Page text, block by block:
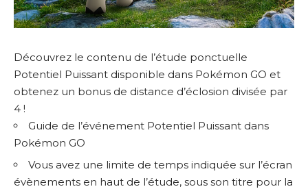
Découvrez le contenu de l’étude ponctuelle
Potentiel Puissant disponible dans Pokémon GO et
obtenez un bonus de distance d’éclosion divisée par
4 !
Guide de l’événement Potentiel Puissant dans
Pokémon GO
Vous avez une limite de temps indiquée sur l’écran
évènements en haut de l’étude, sous son titre pour la